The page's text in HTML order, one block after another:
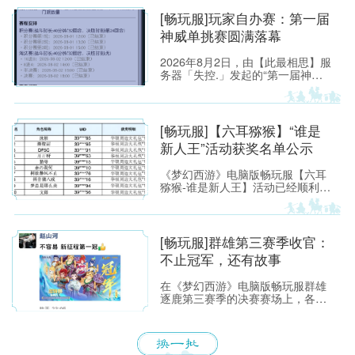
[畅玩服]玩家自办赛：第一届
神威单挑赛圆满落幕
2026年8月2日，由【此最相思】服
务器「失控.」发起的“第一届神威
[畅玩服]【六耳猕猴】“谁是
新人王”活动获奖名单公示
《梦幻西游》电脑版畅玩服【六耳
猕猴-谁是新人王】活动已经顺利落
下帷幕，恭喜以下玩家获得[ROG
玩家国度]周边奖励！ （活动详情
[畅玩服]群雄第三赛季收官：
不止冠军，还有故事
在《梦幻西游》电脑版畅玩服群雄
逐鹿第三赛季的决赛赛场上，各位
面，就带各位少侠了解一下吧！